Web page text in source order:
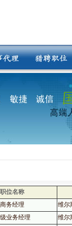
职位名称
商务经理
维尔
业务经理
维尔